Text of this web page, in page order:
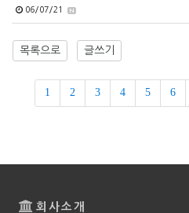
06/07/21
목록으로 글쓰기
1 2 3 4 5 6
회사소개